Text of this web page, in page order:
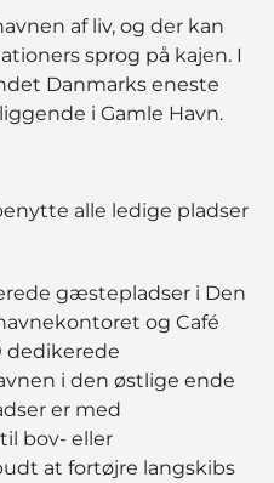
af liv, og der kan
sprog på kajen. I
Danmarks eneste
i Gamle Havn.
alle ledige pladser
gæstepladser i Den
og Café
dedikerede
i den østlige ende
er med
bov- eller
at fortøjre langskibs